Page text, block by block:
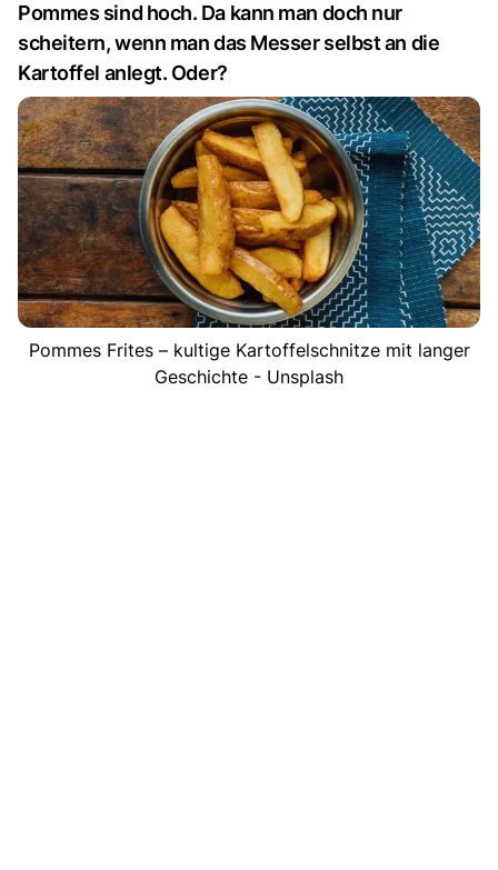
Pommes sind hoch. Da kann man doch nur
scheitern, wenn man das Messer selbst an die
Kartoffel anlegt. Oder?
Pommes Frites – kultige Kartoffelschnitze mit langer
Geschichte - Unsplash